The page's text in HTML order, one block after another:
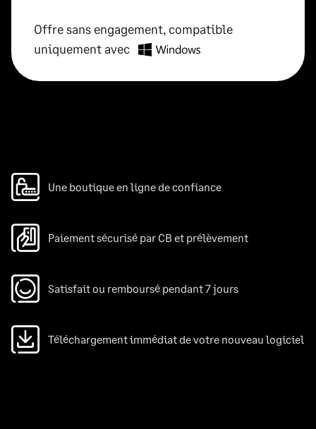
Offre sans engagement, compatible
uniquement avec
Une boutique en ligne de confiance
Paiement sécurisé par CB et prélèvement
Satisfait ou remboursé pendant 7 jours
Téléchargement immédiat de votre nouveau logiciel